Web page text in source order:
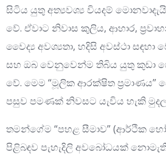
සිටිය යුතු අත්‍යවශ්‍ය වියදම් මොනවාදැයි
වේ. ඒවාට නිවාස කුලිය, ආහාර,
වෛද්‍ය අවශ්‍යතා, හදිසි අවස්ථා
සහ ඔබ වෙනුවෙන්ම තිබිය යුතු කුඩා
වේ. මෙම “මූලික ආරක්ෂිත ප්‍රමාණය”
පසුව පමණක් නිවසට යැවිය හැකි
තමන්ගේම “පහළ සීමාව” (ආර්ථික
පිළිබඳව පැහැදිලි අවබෝධයක්